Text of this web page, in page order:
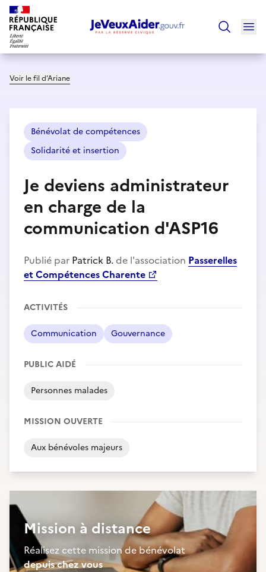
Voir le fil d’Ariane
Bénévolat de compétences
Solidarité et insertion
Je deviens administrateur
en charge de la
communication d'ASP16
Publié par Patrick B. de l'association Passerelles
et Compétences Charente
ACTIVITÉS
Communication Gouvernance
PUBLIC AIDÉ
Personnes malades
MISSION OUVERTE
Aux bénévoles majeurs
Mission à distance
Réalisez cette mission de bénévolat
depuis chez vous